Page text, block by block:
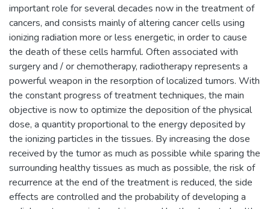
important role for several decades now in the treatment of
cancers, and consists mainly of altering cancer cells using
ionizing radiation more or less energetic, in order to cause
the death of these cells harmful. Often associated with
surgery and / or chemotherapy, radiotherapy represents a
powerful weapon in the resorption of localized tumors. With
the constant progress of treatment techniques, the main
objective is now to optimize the deposition of the physical
dose, a quantity proportional to the energy deposited by
the ionizing particles in the tissues. By increasing the dose
received by the tumor as much as possible while sparing the
surrounding healthy tissues as much as possible, the risk of
recurrence at the end of the treatment is reduced, the side
effects are controlled and the probability of developing a